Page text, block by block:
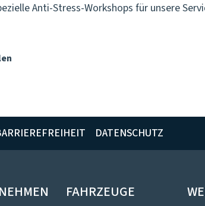
Anti-Stress-Workshops für unsere
DATENSCHUTZ
FAHRZEUGE